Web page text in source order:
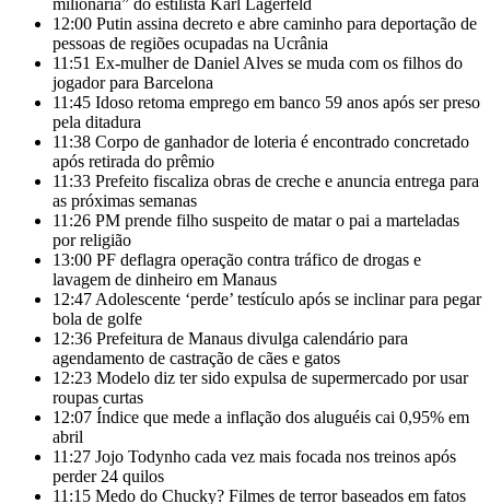
milionária” do estilista Karl Lagerfeld
12:00 Putin assina decreto e abre caminho para deportação de
pessoas de regiões ocupadas na Ucrânia
11:51 Ex-mulher de Daniel Alves se muda com os filhos do
jogador para Barcelona
11:45 Idoso retoma emprego em banco 59 anos após ser preso
pela ditadura
11:38 Corpo de ganhador de loteria é encontrado concretado
após retirada do prêmio
11:33 Prefeito fiscaliza obras de creche e anuncia entrega para
as próximas semanas
11:26 PM prende filho suspeito de matar o pai a marteladas
por religião
13:00 PF deflagra operação contra tráfico de drogas e
lavagem de dinheiro em Manaus
12:47 Adolescente ‘perde’ testículo após se inclinar para pegar
bola de golfe
12:36 Prefeitura de Manaus divulga calendário para
agendamento de castração de cães e gatos
12:23 Modelo diz ter sido expulsa de supermercado por usar
roupas curtas
12:07 Índice que mede a inflação dos aluguéis cai 0,95% em
abril
11:27 Jojo Todynho cada vez mais focada nos treinos após
perder 24 quilos
11:15 Medo do Chucky? Filmes de terror baseados em fatos